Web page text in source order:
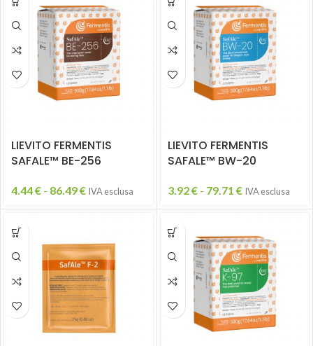
LIEVITO FERMENTIS
SAFALE™ BE-256
4.44€ - 86.49€ IVA esclusa
LIEVITO FERMENTIS
SAFALE™ BW-20
3.92€ - 79.71 € IVA esclusa